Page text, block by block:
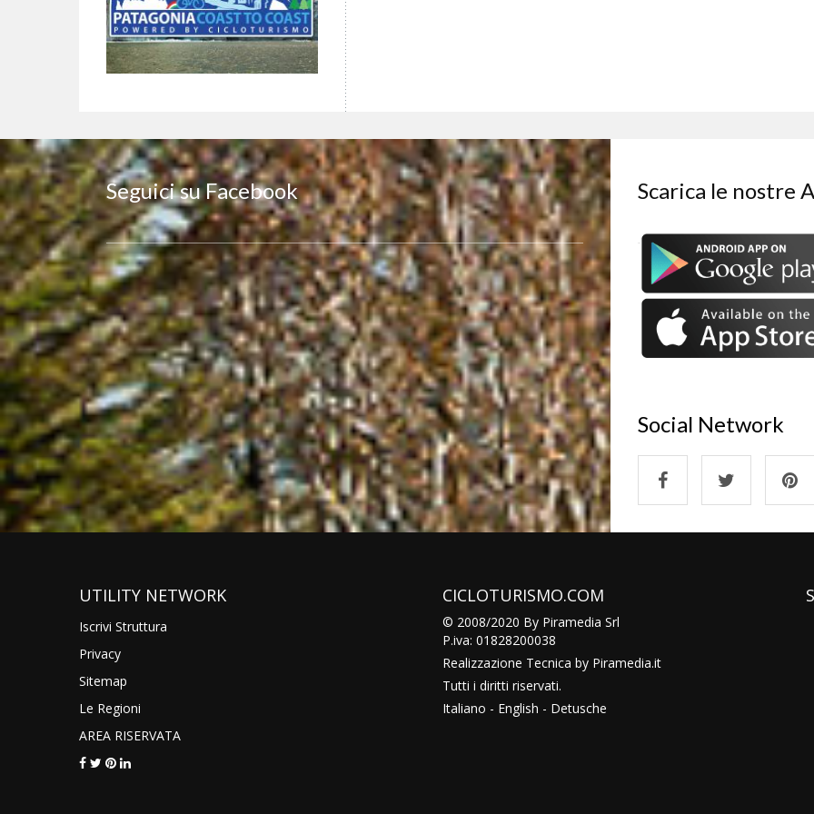
Seguici su Facebook Scarica le nostre
Social Network
UTILITY NETWORK
Iscrivi Struttura
Privacy
Sitemap
Le Regioni
AREA RISERVATA
CICLOTURISMO.COM
© 2008/2020 By Piramedia Srl
P.iva: 01828200038
Realizzazione Tecnica by Piramedia.it
Tutti i diritti riservati.
Italiano - English - Detusche